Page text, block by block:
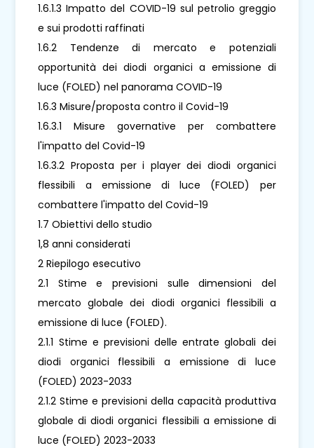
1.6.1.3 Impatto del COVID-19 sul petrolio greggio
e sui prodotti raffinati
1.6.2 Tendenze di mercato e potenziali
opportunità dei diodi organici a emissione di
luce (FOLED) nel panorama COVID-19
1.6.3 Misure/proposta contro il Covid-19
1.6.3.1 Misure governative per combattere
l'impatto del Covid-19
1.6.3.2 Proposta per i player dei diodi organici
flessibili a emissione di luce (FOLED) per
combattere l'impatto del Covid-19
1.7 Obiettivi dello studio
1,8 anni considerati
2 Riepilogo esecutivo
2.1 Stime e previsioni sulle dimensioni del
mercato globale dei diodi organici flessibili a
emissione di luce (FOLED).
2.1.1 Stime e previsioni delle entrate globali dei
diodi organici flessibili a emissione di luce
(FOLED) 2023-2033
2.1.2 Stime e previsioni della capacità produttiva
globale di diodi organici flessibili a emissione di
luce (FOLED) 2023-2033